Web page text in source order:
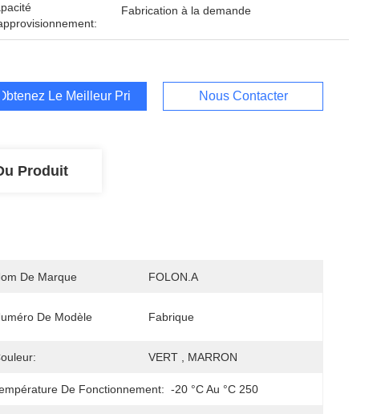
Fabrication à la demande
Obtenez Le Meilleur Prix Nous Contacter
Produit
De Marque FOLON.A
De Modèle Fabrique
VERT , MARRON
De Fonctionnement: -20 °C Au °C 250